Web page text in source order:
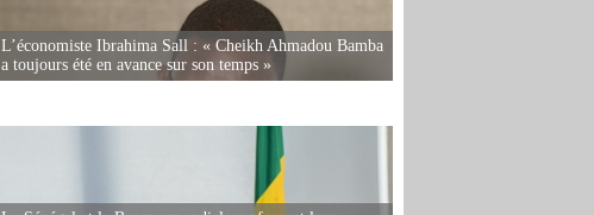
L’économiste Ibrahima Sall : « Cheikh Ahmadou Bamba
a toujours été en avance sur son temps »